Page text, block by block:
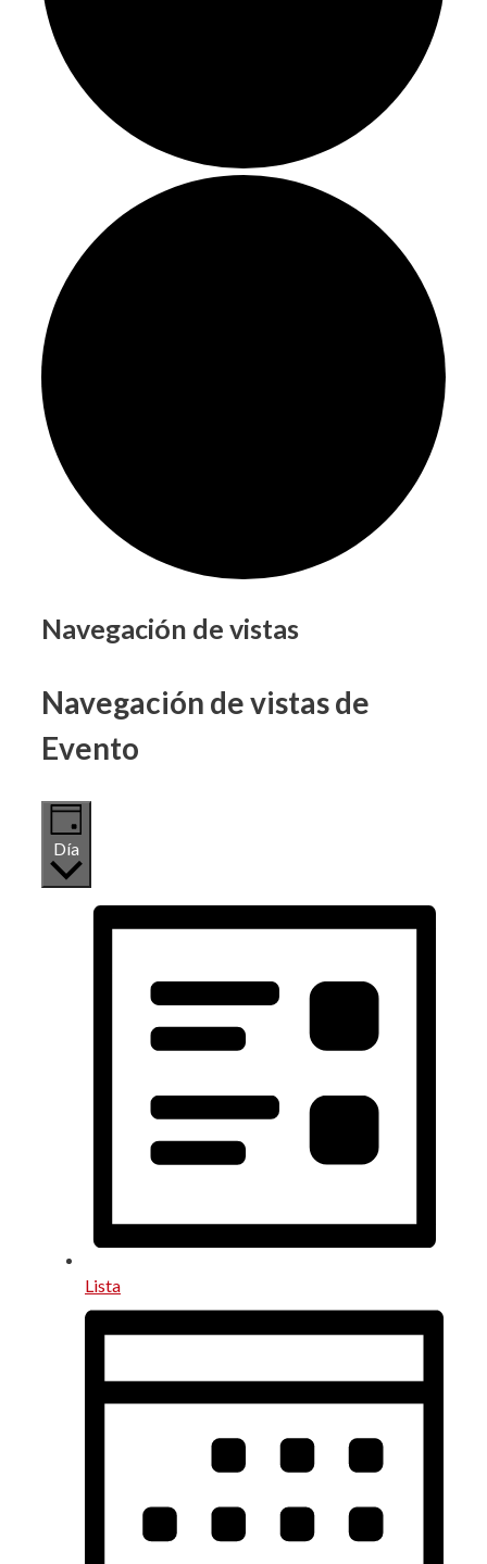
Eventos
9
2026
Navegación de vistas
Navegación de vistas de
Evento
Día
Lista